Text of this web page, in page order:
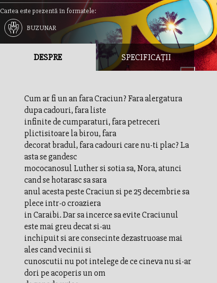
Cartea este prezentă în formatele:
BUZUNAR
DESPRE SPECIFICAȚII
Cum ar fi un an fara Craciun? Fara alergatura
dupa cadouri, fara liste
infinite de cumparaturi, fara petreceri
plictisitoare la birou, fara
decorat bradul, fara cadouri care nu-ti plac? La
asta se gandesc
mococanosul Luther si sotia sa, Nora, atunci
cand se hotarasc sa sara
anul acesta peste Craciun si pe 25 decembrie sa
plece intr-o croaziera
in Caraibi. Dar sa incerce sa evite Craciunul
este mai greu decat si-au
inchipuit si are consecinte dezastruoase mai
ales cand vecinii si
cunoscutii nu pot intelege de ce cineva nu si-ar
dori pe acoperis un om